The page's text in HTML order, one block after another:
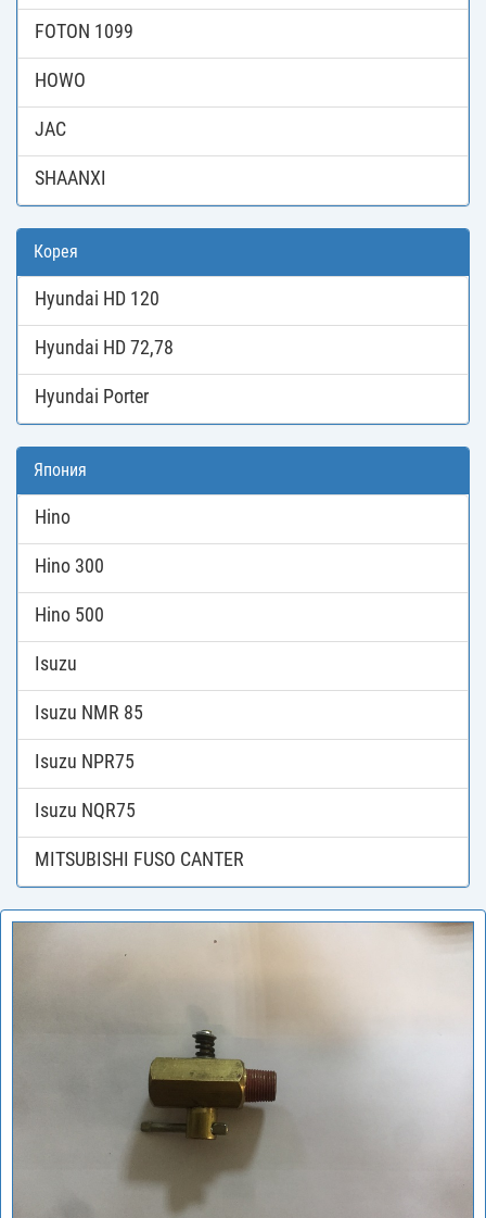
FOTON 1099
HOWO
JAC
SHAANXI
Корея
Hyundai HD 120
Hyundai HD 72,78
Hyundai Porter
Япония
Hino
Hino 300
Hino 500
Isuzu
Isuzu NMR 85
Isuzu NPR75
Isuzu NQR75
MITSUBISHI FUSO CANTER